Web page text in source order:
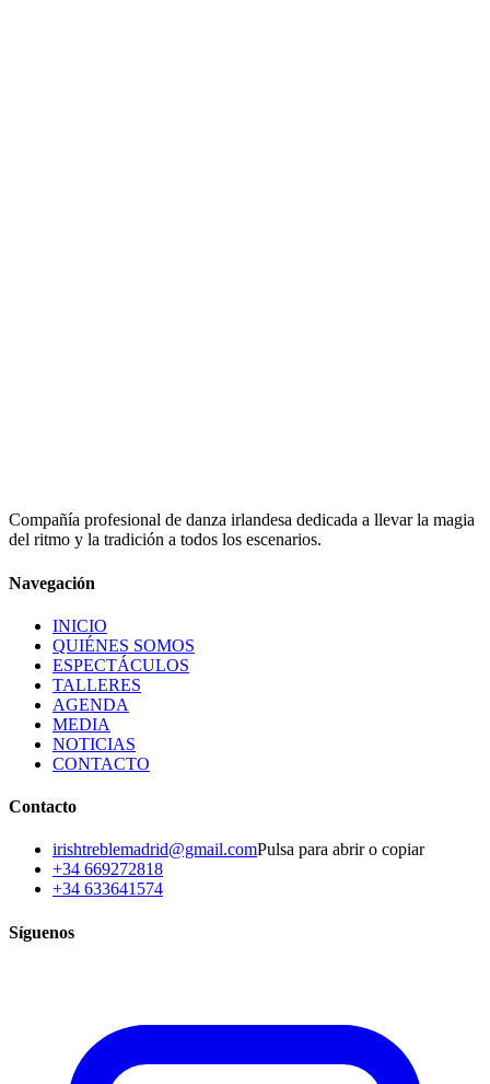
drawmusic_notefavoritemusic_notedraw_abstract
Compañía profesional de danza irlandesa dedicada a llevar la magia
del ritmo y la tradición a todos los escenarios.
Navegación
INICIO
QUIÉNES SOMOS
ESPECTÁCULOS
TALLERES
AGENDA
MEDIA
NOTICIAS
CONTACTO
Contacto
irishtreblemadrid@gmail.comPulsa para abrir o copiar
+34 669272818
+34 633641574
Síguenos